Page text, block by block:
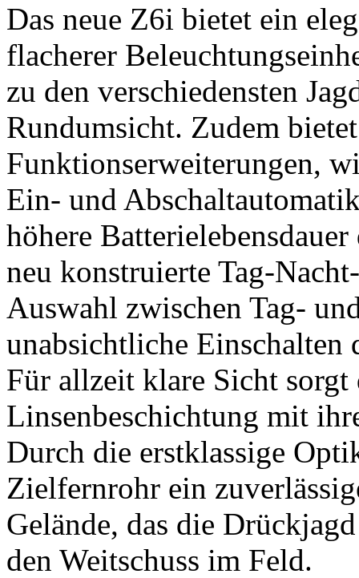
Das neue Z6i bietet ein
flacherer
zu den verschiedensten
Rundumsicht. Zudem
Funktionserweiterungen,
Ein- und
höhere
neu konstruierte Tag-
Auswahl zwischen Tag-
unabsichtliche Einschalten
Für allzeit klare Sicht sorgt
Linsenbeschichtung mit
Durch die erstklassige
Zielfernrohr ein
Gelände, das die
den Weitschuss im Feld.